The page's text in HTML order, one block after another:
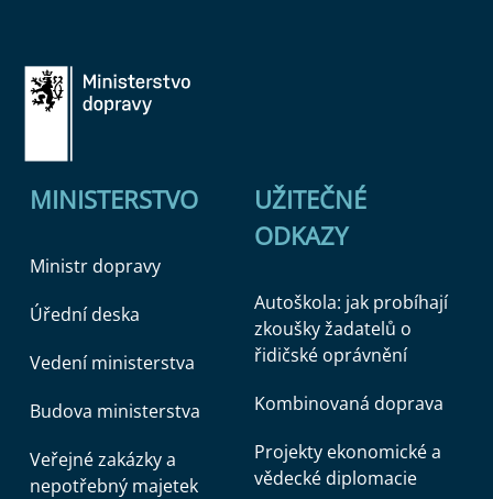
MINISTERSTVO
Ministr dopravy
Úřední deska
Vedení ministerstva
Budova ministerstva
Veřejné zakázky a
nepotřebný majetek
UŽITEČNÉ
ODKAZY
Autoškola: jak probíhají
zkoušky žadatelů o
řidičské oprávnění
Kombinovaná doprava
Projekty ekonomické a
vědecké diplomacie